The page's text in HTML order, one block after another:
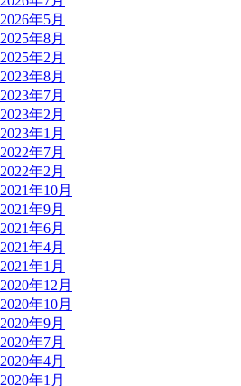
2026年5月
2025年8月
2025年2月
2023年8月
2023年7月
2023年2月
2023年1月
2022年7月
2022年2月
2021年10月
2021年9月
2021年6月
2021年4月
2021年1月
2020年12月
2020年10月
2020年9月
2020年7月
2020年4月
2020年1月